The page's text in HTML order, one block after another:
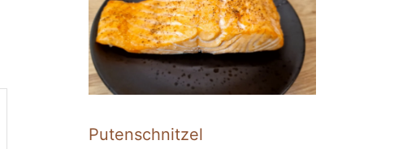
Putenschnitzel